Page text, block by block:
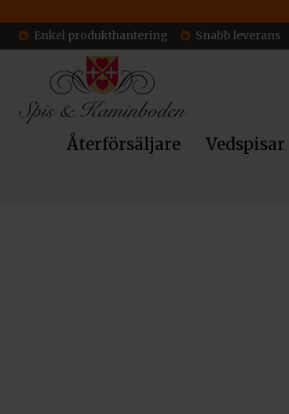
Enkel produkthantering
Snabb leverans
Återförsäljare Vedspisar